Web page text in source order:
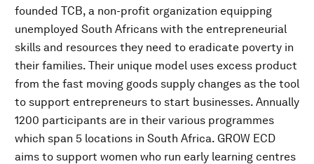
founded TCB, a non-profit organization equipping
unemployed South Africans with the entrepreneurial
skills and resources they need to eradicate poverty in
their families. Their unique model uses excess product
from the fast moving goods supply changes as the tool
to support entrepreneurs to start businesses. Annually
1200 participants are in their various programmes
which span 5 locations in South Africa. GROW ECD
aims to support women who run early learning centres